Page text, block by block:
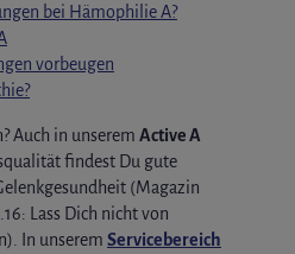
bei Hämophilie A?
vorbeugen
Auch in unserem Active A
findest Du gute
(Magazin
Lass Dich nicht von
In unserem Servicebereich